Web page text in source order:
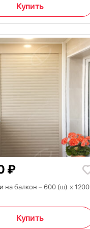
Купить
₽
на балкон – 600 (ш) x 1200
Купить